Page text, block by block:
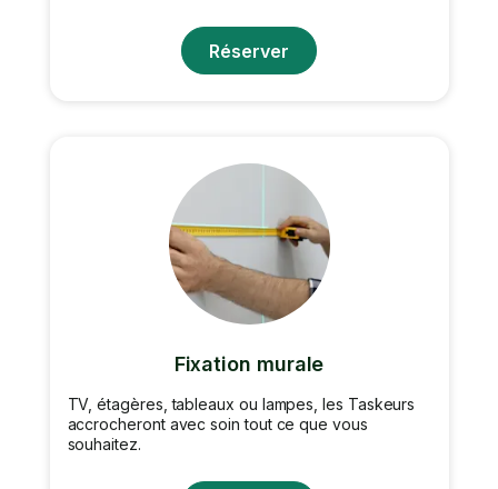
Réserver
Fixation murale
TV, étagères, tableaux ou lampes, les Taskeurs
accrocheront avec soin tout ce que vous
souhaitez.